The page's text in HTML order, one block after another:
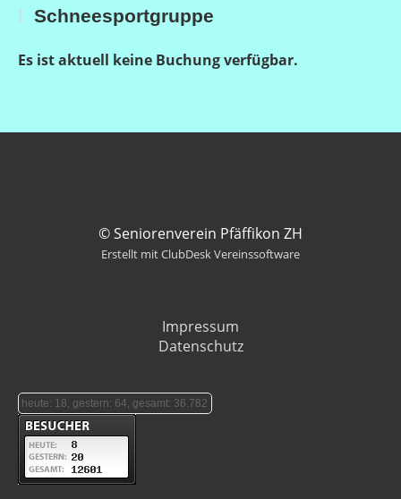
l Schneesportgruppe
Es ist aktuell keine Buchung verfügbar.
© Seniorenverein Pfäffikon ZH
Erstellt mit ClubDesk Vereinssoftware
Impressum
Datenschutz
heute: 18, gestern: 64, gesamt: 36.782